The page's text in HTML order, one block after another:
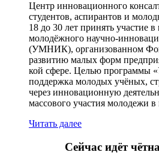
Центр инновационного
студентов, аспирантов и
18 до 30 лет принять участие
молодёжного научно-
(УМНИК), организованном
развитию малых форм
кой сфере. Целью программы
поддержка молодых учёных,
через инновационную
массового участия молодежи
Читать далее
Сейчас идёт